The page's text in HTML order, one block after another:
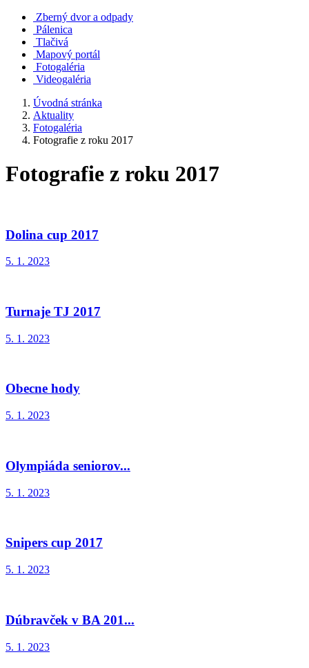
Zberný dvor a odpady
Pálenica
Tlačivá
Mapový portál
Fotogaléria
Videogaléria
Úvodná stránka
Aktuality
Fotogaléria
Fotografie z roku 2017
Fotografie z roku 2017
Dolina cup 2017
5. 1. 2023
Turnaje TJ 2017
5. 1. 2023
Obecne hody
5. 1. 2023
Olympiáda seniorov...
5. 1. 2023
Snipers cup 2017
5. 1. 2023
Dúbravček v BA 201...
5. 1. 2023